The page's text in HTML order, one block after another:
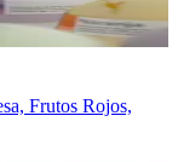
Frutos Rojos,